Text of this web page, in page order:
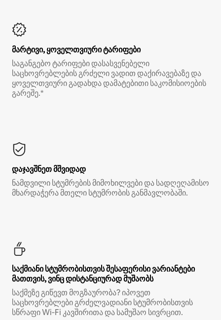
მარტივი, ყოველთვიური ტარიფები
საგანგებო ტარიფები დასასვენებელი
საცხოვრებლების გრძელი ვადით დაქირავებაზე და
ყოველთვიური გადახდა დამატებითი საკომისიოების
გარეშე.*
დაჯავშნეთ მშვიდად
ნამდვილი სტუმრების მიმოხილვები და სადღეღამისო
მხარდაჭერა მთელი სტუმრობის განმავლობაში.
საქმიანი სტუმრობისთვის შესაფერისი ვარიანტები
მათთვის, ვინც დისტანციურად მუშაობს
საქმეზე გიწევთ მოგზაურობა? იპოვეთ
საცხოვრებლები გრძელვადიანი სტუმრობისთვის
სწრაფი Wi‑Fi კავშირითა და სამუშაო სივრცით.